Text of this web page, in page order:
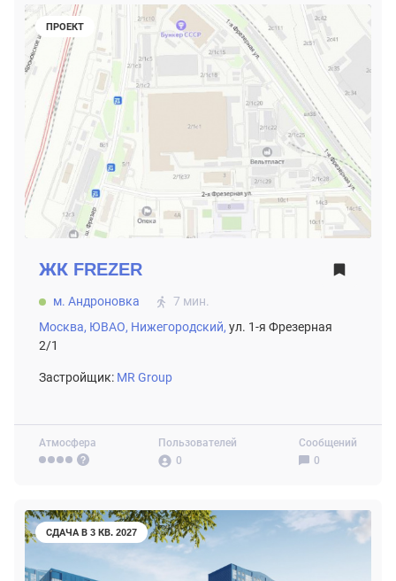
ПРОЕКТ
Атмосфера
Пользователей
0
Сообщений
0
ЖК FREZER
м. Андроновка
7 мин.
Москва, ЮВАО, Нижегородский, ул. 1-я Фрезерная
2/1
Застройщик: MR Group
СДАЧА В 3 КВ. 2027